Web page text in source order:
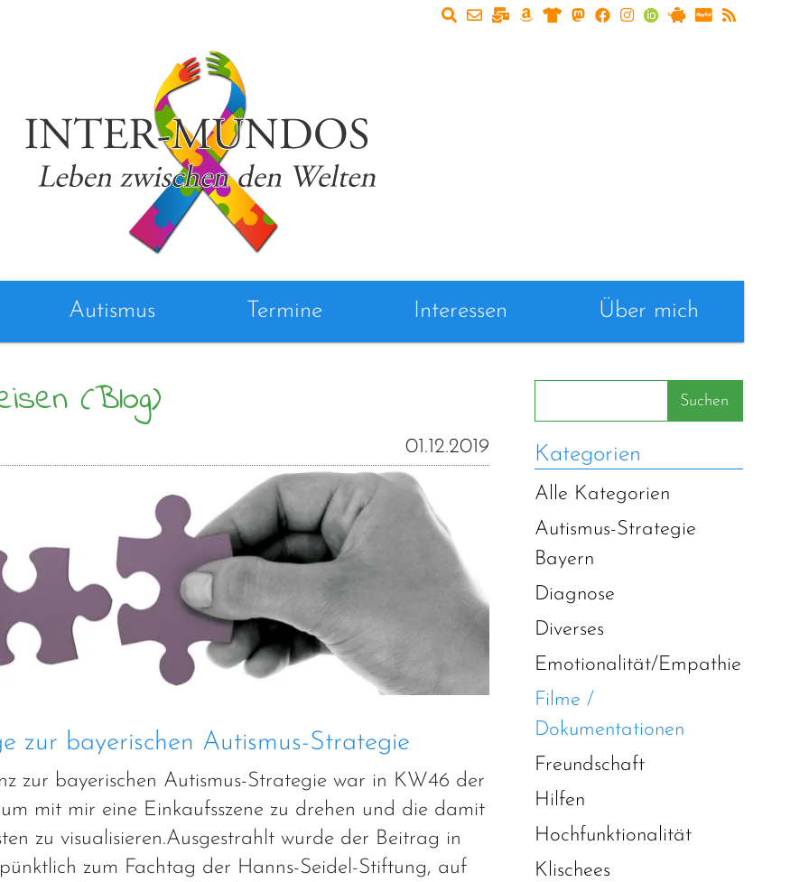
Autismus Termine Interessen Über mich
(Blog)
01.12.2019
zur bayerischen Autismus-Strategie
zur bayerischen Autismus-Strategie war in KW46 der
mit mir eine Einkaufsszene zu drehen und die damit
zu visualisieren.Ausgestrahlt wurde der Beitrag in
pünktlich zum Fachtag der Hanns-Seidel-Stiftung, auf
Suchen
Kategorien
Alle Kategorien
Autismus-Strategie
Bayern
Diagnose
Diverses
Emotionalität/Empathie
Filme /
Dokumentationen
Freundschaft
Hilfen
Hochfunktionalität
Klischees